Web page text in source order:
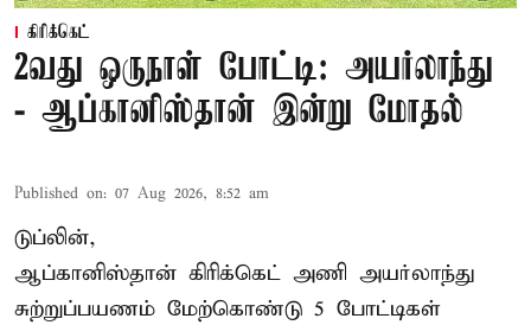
கிரிக்கெட்
2வது ஒருநாள் போட்டி: அயர்லாந்து
- ஆப்கானிஸ்தான் இன்று மோதல்
Published on: 07 Aug 2026, 8:52 am
டுப்லின்,
ஆப்கானிஸ்தான் கிரிக்கெட் அணி அயர்லாந்து
சுற்றுப்பயணம் மேற்கொண்டு 5 போட்டிகள்